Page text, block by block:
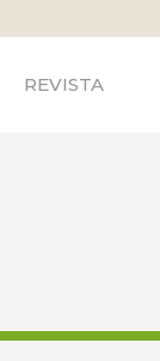
REVISTA